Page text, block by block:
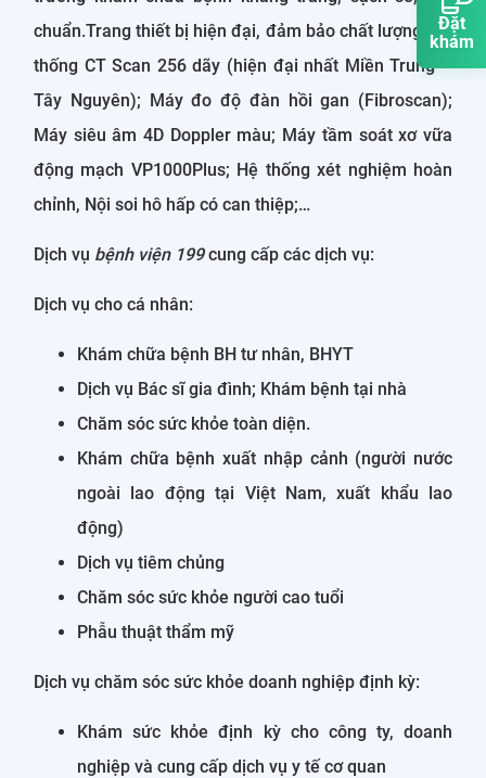
Đặt
khám
chuẩn.Trang thiết bị hiện đại, đảm bảo chất lượng: Hệ
thống CT Scan 256 dãy (hiện đại nhất Miền Trung –
Tây Nguyên); Máy đo độ đàn hồi gan (Fibroscan);
Máy siêu âm 4D Doppler màu; Máy tầm soát xơ vữa
động mạch VP1000Plus; Hệ thống xét nghiệm hoàn
chỉnh, Nội soi hô hấp có can thiệp;…
Dịch vụ bệnh viện 199cung cấp các dịch vụ:
Dịch vụ cho cá nhân:
Khám chữa bệnh BH tư nhân, BHYT
Dịch vụ Bác sĩ gia đình; Khám bệnh tại nhà
Chăm sóc sức khỏe toàn diện.
Khám chữa bệnh xuất nhập cảnh (người nước
ngoài lao động tại Việt Nam, xuất khẩu lao
động)
Dịch vụ tiêm chủng
Chăm sóc sức khỏe người cao tuổi
Phẫu thuật thẩm mỹ
Dịch vụ chăm sóc sức khỏe doanh nghiệp định kỳ:
Khám sức khỏe định kỳ cho công ty, doanh
nghiệp và cung cấp dịch vụ y tế cơ quan